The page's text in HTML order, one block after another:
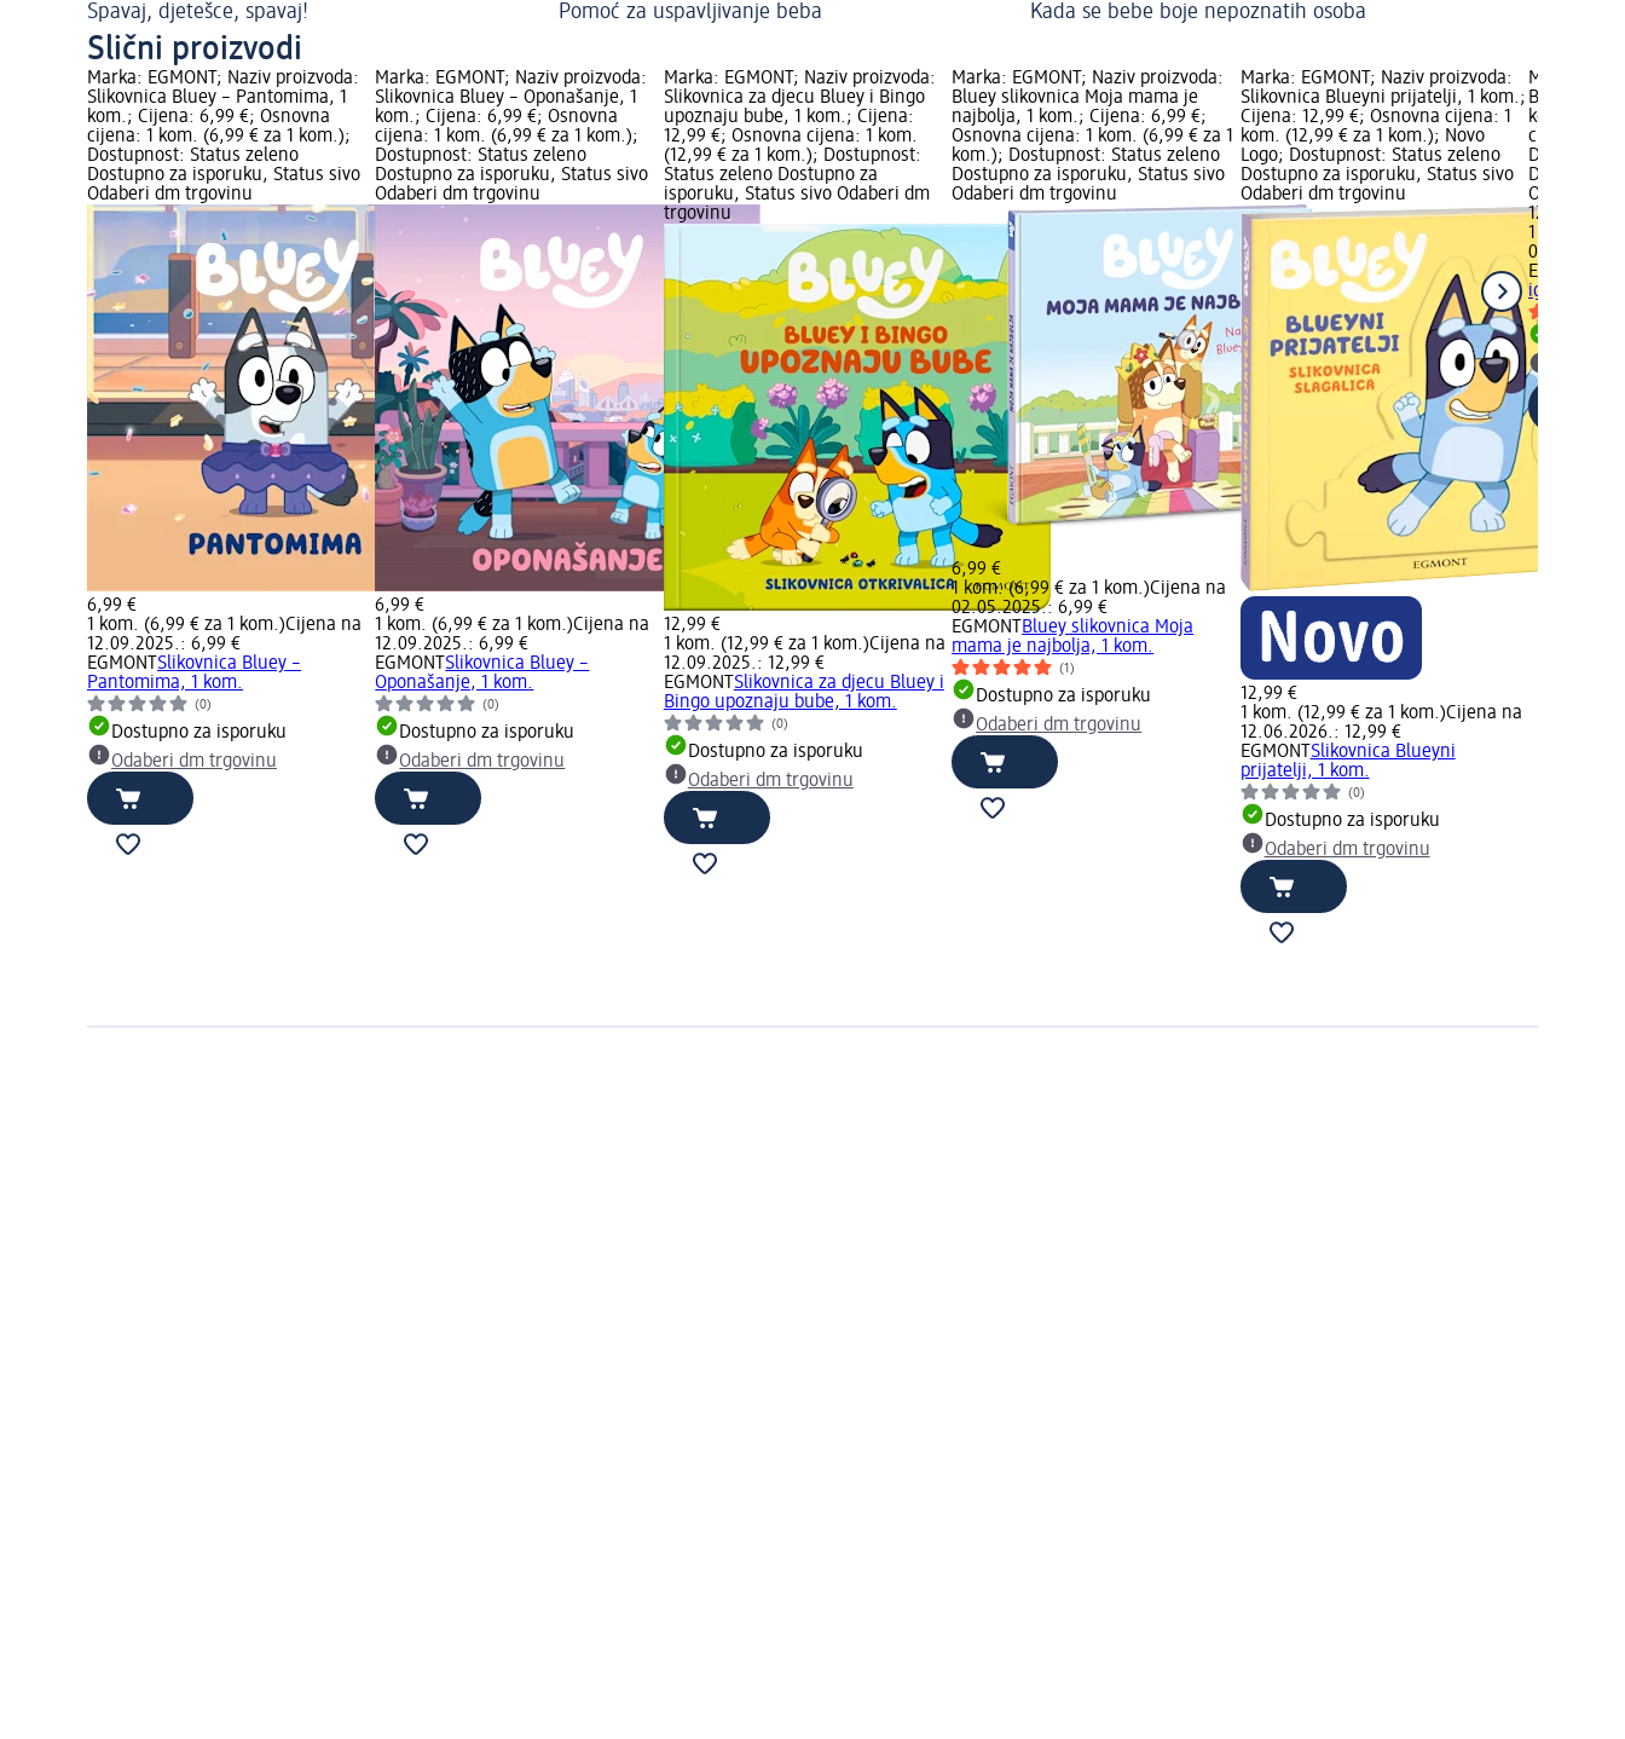
Spavaj, djetešce, spavaj! Pomoć za uspavljivanje beba Kada se bebe boje nepoznatih osoba
Slični proizvodi
Marka: EGMONT; Naziv proizvoda:
Slikovnica Bluey – Pantomima, 1
kom.; Cijena: 6,99 €; Osnovna
cijena: 1 kom. (6,99 € za 1 kom.);
Dostupnost: Status zeleno
Dostupno za isporuku, Status sivo
Odaberi dm trgovinu
6,99 €
1 kom. (6,99 € za 1 kom.)Cijena na
12.09.2025.: 6,99 €
EGMONTSlikovnica Bluey –
Pantomima, 1 kom.
(0)
Dostupno za isporuku
Odaberi dm trgovinu
Marka: EGMONT; Naziv proizvoda:
Slikovnica Bluey – Oponašanje, 1
kom.; Cijena: 6,99 €; Osnovna
cijena: 1 kom. (6,99 € za 1 kom.);
Dostupnost: Status zeleno
Dostupno za isporuku, Status sivo
Odaberi dm trgovinu
6,99 €
1 kom. (6,99 € za 1 kom.)Cijena na
12.09.2025.: 6,99 €
EGMONTSlikovnica Bluey –
Oponašanje, 1 kom.
(0)
Dostupno za isporuku
Odaberi dm trgovinu
Marka: EGMONT; Naziv proizvoda:
Slikovnica za djecu Bluey i Bingo
upoznaju bube, 1 kom.; Cijena:
12,99 €; Osnovna cijena: 1 kom.
(12,99 € za 1 kom.); Dostupnost:
Status zeleno Dostupno za
isporuku, Status sivo Odaberi dm
trgovinu
12,99 €
1 kom. (12,99 € za 1 kom.)Cijena na
12.09.2025.: 12,99 €
EGMONTSlikovnica za djecu Bluey i
Bingo upoznaju bube, 1 kom.
(0)
Dostupno za isporuku
Odaberi dm trgovinu
Marka: EGMONT; Naziv proizvoda:
Bluey slikovnica Moja mama je
najbolja, 1 kom.; Cijena: 6,99 €;
Osnovna cijena: 1 kom. (6,99 € za 1
kom.); Dostupnost: Status zeleno
Dostupno za isporuku, Status sivo
Odaberi dm trgovinu
6,99 €
1 kom. (6,99 € za 1 kom.)Cijena na
02.05.2025.: 6,99 €
EGMONTBluey slikovnica Moja
mama je najbolja, 1 kom.
(1)
Dostupno za isporuku
Odaberi dm trgovinu
Marka: EGMONT; Naziv proizvoda:
Slikovnica Blueyni prijatelji, 1 kom.;
Cijena: 12,99 €; Osnovna cijena: 1
kom. (12,99 € za 1 kom.); Novo
Logo; Dostupnost: Status zeleno
Dostupno za isporuku, Status sivo
Odaberi dm trgovinu
12,99 €
1 kom. (12,99 € za 1 kom.)Cijena na
12.06.2026.: 12,99 €
EGMONTSlikovnica Blueyni
prijatelji, 1 kom.
(0)
Dostupno za isporuku
Odaberi dm trgovinu
Marka:
Bluey –
kom.;
cijena: 1
Dostupno
Odaberi
12,99 €
1 kom.
EGMONT
igrati?, 1